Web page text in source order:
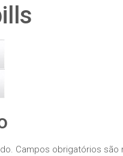
Campos obrigatórios são